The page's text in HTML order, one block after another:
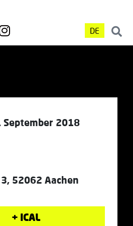
DE
September 2018
52062 Aachen
+ ICAL